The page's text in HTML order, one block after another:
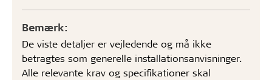
Bemærk:
De viste detaljer er vejledende og må ikke
betragtes som generelle installationsanvisninger.
Alle relevante krav og specifikationer skal